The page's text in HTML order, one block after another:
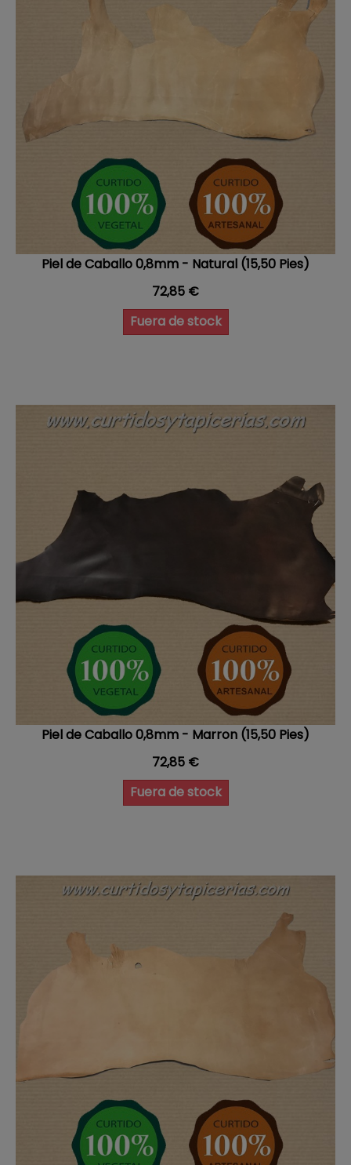
Piel de Caballo 0,8mm - Natural (15,50 Pies)
Precio
72,85 €
Fuera de stock
Piel de Caballo 0,8mm - Marron (15,50 Pies)
Precio
72,85 €
Fuera de stock